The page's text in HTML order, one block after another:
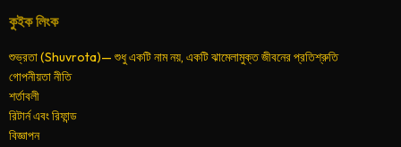
কুইক লিংক
শুভ্রতা (Shuvrota)— শুধু একটি নাম নয়, একটি ঝামেলামুক্ত জীবনের প্রতিশ্রুতি
গোপনীয়তা নীতি
শর্তাবলী
রিটার্ন এবং রিফান্ড
বিজ্ঞাপন